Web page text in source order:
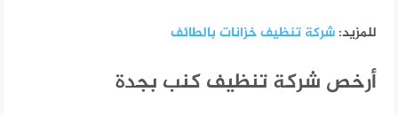
للمزيد:شركة تنظيف خزانات بالطائف
أرخص شركة تنظيف كنب بجدة